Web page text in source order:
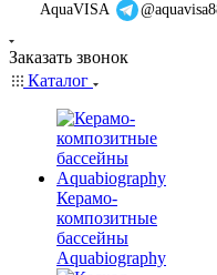
AquaVISA
Заказать звонок
Каталог
Керамо-
композитные
бассейны
Aquabiography